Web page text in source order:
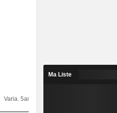
Varia. 5ans
Ma Liste